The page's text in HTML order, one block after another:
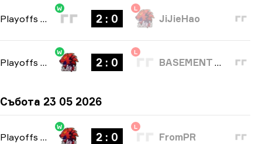
Playoffs bo3
W
2 : 0
L
JiJieHao
Playoffs bo3
W
2 : 0
L
BASEMENT BOYS
Събота 23 05 2026
Playoffs bo3
W
2 : 0
L
FromPR